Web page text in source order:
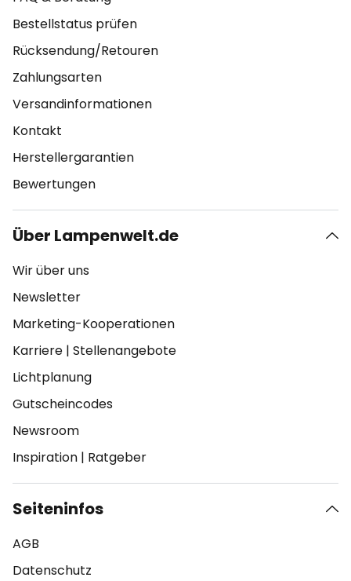
Bestellstatus prüfen
Rücksendung/Retouren
Zahlungsarten
Versandinformationen
Kontakt
Herstellergarantien
Bewertungen
Über Lampenwelt.de
Wir über uns
Newsletter
Marketing-Kooperationen
Karriere | Stellenangebote
Lichtplanung
Gutscheincodes
Newsroom
Inspiration | Ratgeber
Seiteninfos
AGB
Datenschutz